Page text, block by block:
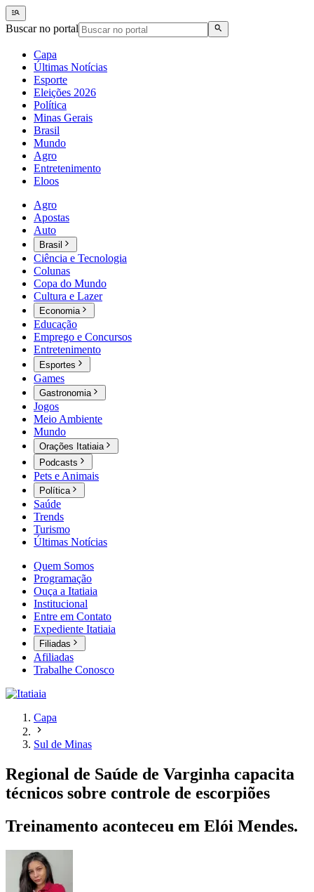
Buscar no portal
Capa
Últimas Notícias
Esporte
Eleições 2026
Política
Minas Gerais
Brasil
Mundo
Agro
Entretenimento
Eloos
Agro
Apostas
Auto
Brasil
Ciência e Tecnologia
Colunas
Copa do Mundo
Cultura e Lazer
Economia
Educação
Emprego e Concursos
Entretenimento
Esportes
Games
Gastronomia
Jogos
Meio Ambiente
Mundo
Orações Itatiaia
Podcasts
Pets e Animais
Política
Saúde
Trends
Turismo
Últimas Notícias
Quem Somos
Programação
Ouça a Itatiaia
Institucional
Entre em Contato
Expediente Itatiaia
Filiadas
Afiliadas
Trabalhe Conosco
Capa
Sul de Minas
Regional de Saúde de Varginha capacita
técnicos sobre controle de escorpiões
Treinamento aconteceu em Elói Mendes.